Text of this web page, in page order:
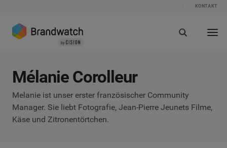
KONTAKT
Mélanie Corolleur
Melanie ist unser erster französischer Community
Manager. Sie liebt Fotografie, Jean-Pierre Jeunets Filme,
Käse und Zitronentörtchen.